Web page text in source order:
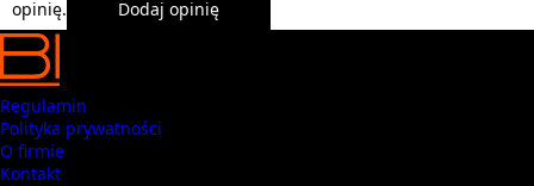
opinię.
Dodaj opinię
Regulamin
Polityka prywatności
O firmie
Kontakt